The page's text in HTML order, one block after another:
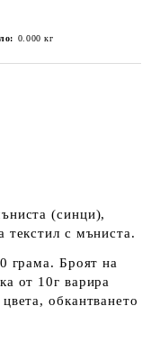
0.000 кг
(синци),
текстил с мъниста.
грама. Броят на
от 10г варира
обкантването